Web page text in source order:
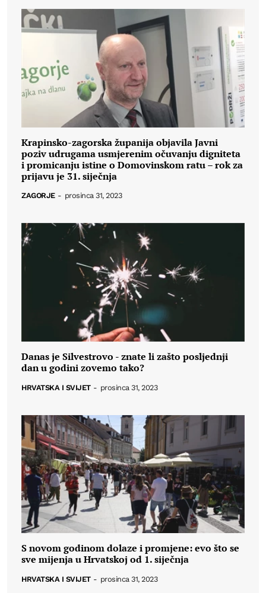
Krapinsko-zagorska županija objavila Javni
poziv udrugama usmjerenim očuvanju digniteta
i promicanju istine o Domovinskom ratu – rok za
prijavu je 31. siječnja
ZAGORJE - prosinca 31, 2023
Danas je Silvestrovo - znate li zašto posljednji
dan u godini zovemo tako?
HRVATSKA I SVIJET - prosinca 31, 2023
S novom godinom dolaze i promjene: evo što se
sve mijenja u Hrvatskoj od 1. siječnja
HRVATSKA I SVIJET - prosinca 31, 2023